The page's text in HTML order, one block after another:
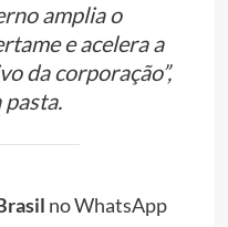
amplia o
e acelera a
da corporação”,
pasta.
no WhatsApp